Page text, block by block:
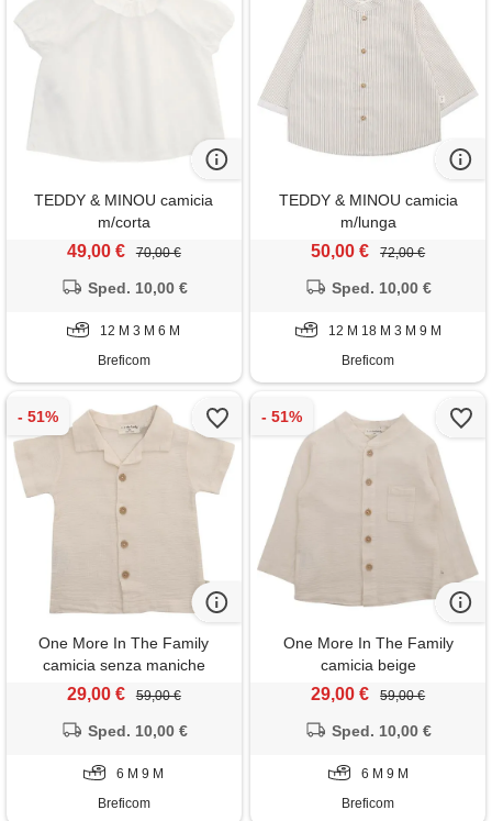
TEDDY & MINOU camicia
m/corta
49,00 € 70,00 €
Sped. 10,00 €
12 M 3 M 6 M
Breficom
TEDDY & MINOU camicia
m/lunga
50,00 € 72,00 €
Sped. 10,00 €
12 M 18 M 3 M 9 M
Breficom
One More In The Family
camicia senza maniche
29,00 € 59,00 €
Sped. 10,00 €
6 M 9 M
Breficom
One More In The Family
camicia beige
29,00 € 59,00 €
Sped. 10,00 €
6 M 9 M
Breficom